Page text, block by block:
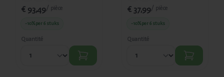
€ 93,49/ pièce
-10%per 6 stuks
Quantité
€ 37,99/ pièce
-10%per 6 stuks
Quantité